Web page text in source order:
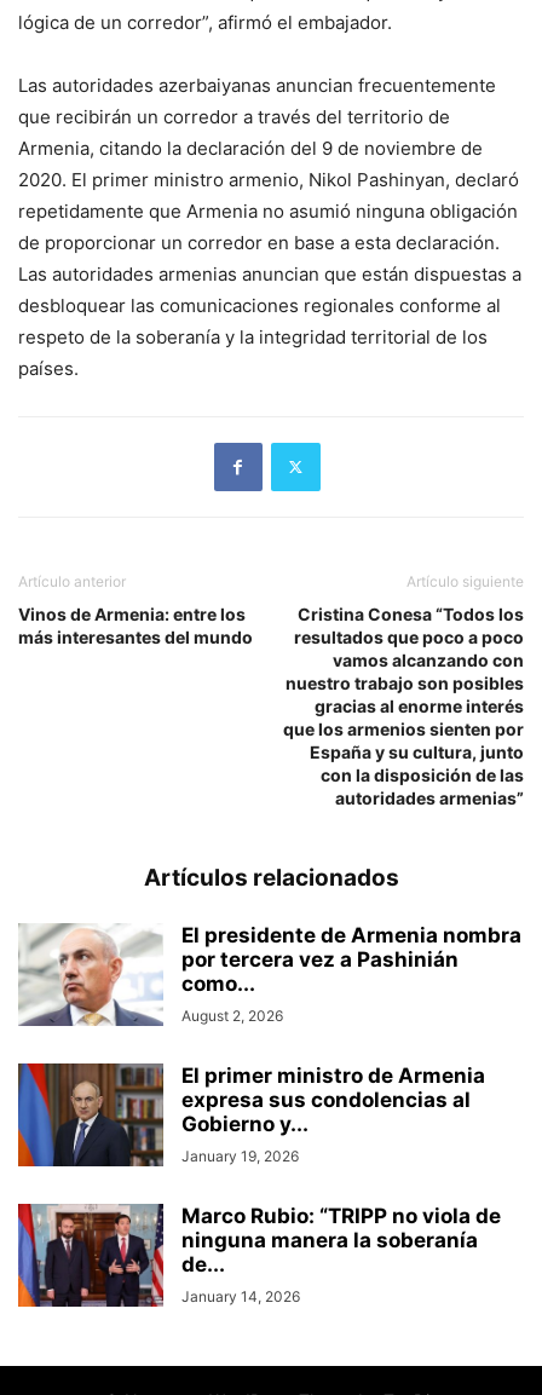
lógica de un corredor”, afirmó el embajador.
Las autoridades azerbaiyanas anuncian frecuentemente
que recibirán un corredor a través del territorio de
Armenia, citando la declaración del 9 de noviembre de
2020. El primer ministro armenio, Nikol Pashinyan, declaró
repetidamente que Armenia no asumió ninguna obligación
de proporcionar un corredor en base a esta declaración.
Las autoridades armenias anuncian que están dispuestas a
desbloquear las comunicaciones regionales conforme al
respeto de la soberanía y la integridad territorial de los
países.
Artículo anterior
Vinos de Armenia: entre los
más interesantes del mundo
Artículo siguiente
Cristina Conesa “Todos los
resultados que poco a poco
vamos alcanzando con
nuestro trabajo son posibles
gracias al enorme interés
que los armenios sienten por
España y su cultura, junto
con la disposición de las
autoridades armenias”
Artículos relacionados
El presidente de Armenia nombra
por tercera vez a Pashinián
como...
August 2, 2026
El primer ministro de Armenia
expresa sus condolencias al
Gobierno y...
January 19, 2026
Marco Rubio: “TRIPP no viola de
ninguna manera la soberanía
de...
January 14, 2026